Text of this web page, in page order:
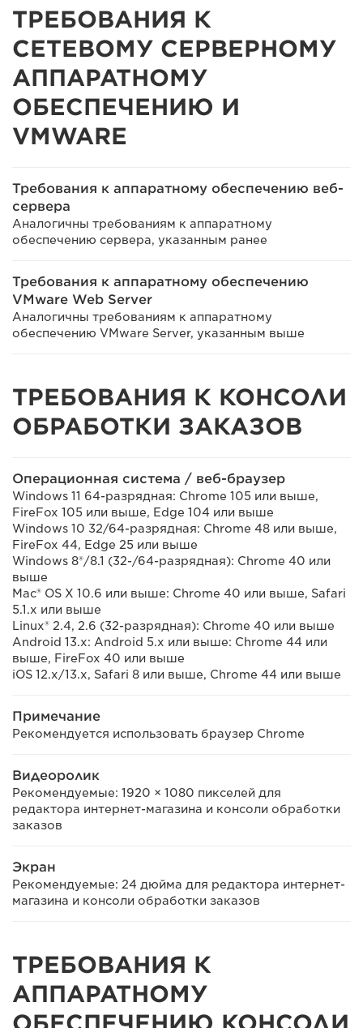
ТРЕБОВАНИЯ К
СЕТЕВОМУ СЕРВЕРНОМУ
АППАРАТНОМУ
ОБЕСПЕЧЕНИЮ И
VMWARE
Требования к аппаратному обеспечению веб-
сервера
Аналогичны требованиям к аппаратному
обеспечению сервера, указанным ранее
Требования к аппаратному обеспечению
VMware Web Server
Аналогичны требованиям к аппаратному
обеспечению VMware Server, указанным выше
ТРЕБОВАНИЯ К КОНСОЛИ
ОБРАБОТКИ ЗАКАЗОВ
Операционная система / веб-браузер
Windows 11 64-разрядная: Chrome 105 или выше,
FireFox 105 или выше, Edge 104 или выше
Windows 10 32/64-разрядная: Chrome 48 или выше,
FireFox 44, Edge 25 или выше
Windows 8®/8.1 (32-/64-разрядная): Chrome 40 или
выше
Mac® OS X 10.6 или выше: Chrome 40 или выше, Safari
5.1.x или выше
Linux® 2.4, 2.6 (32-разрядная): Chrome 40 или выше
Android 13.x: Android 5.x или выше: Chrome 44 или
выше, FireFox 40 или выше
iOS 12.x/13.x, Safari 8 или выше, Chrome 44 или выше
Примечание
Рекомендуется использовать браузер Chrome
Видеоролик
Рекомендуемые: 1920 × 1080 пикселей для
редактора интернет-магазина и консоли обработки
заказов
Экран
Рекомендуемые: 24 дюйма для редактора интернет-
магазина и консоли обработки заказов
ТРЕБОВАНИЯ К
АППАРАТНОМУ